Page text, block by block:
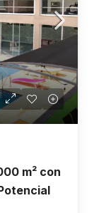
m² con